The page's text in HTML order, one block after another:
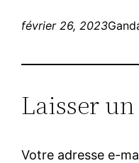
février 26, 2023
Laisser
Votre adresse e-